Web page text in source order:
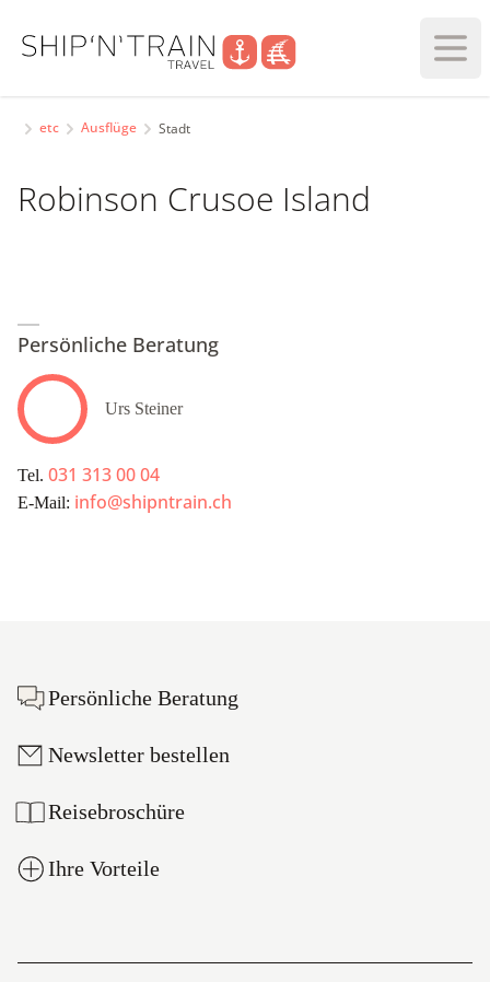
etc Ausflüge Stadt
Robinson Crusoe Island
Persönliche Beratung
Urs Steiner
Tel. 031 313 00 04
E-Mail: info@shipntrain.ch
Persönliche Beratung
Newsletter bestellen
Reisebroschüre
Ihre Vorteile